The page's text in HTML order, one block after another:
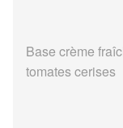
Base crème
tomates cerises